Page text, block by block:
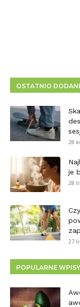
OSTATNIO
28
je
28
27
POPULARNE WPISY